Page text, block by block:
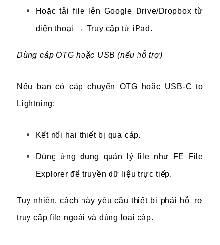
Hoặc tải file lên Google Drive/Dropbox từ
điện thoại → Truy cập từ iPad.
Dùng cáp OTG hoặc USB (nếu hỗ trợ)
Nếu bạn có cáp chuyển OTG hoặc USB-C to
Lightning:
Kết nối hai thiết bị qua cáp.
Dùng ứng dụng quản lý file như FE File
Explorer để truyền dữ liệu trực tiếp.
Tuy nhiên, cách này yêu cầu thiết bị phải hỗ trợ
truy cập file ngoài và đúng loại cáp.